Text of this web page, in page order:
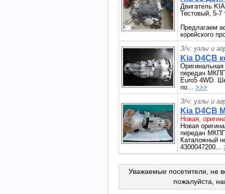
Двигатель
Тестовый, 5-7
Предлагаем
корейского
З/ч: узлы и
Kia D4CB
передач
Euro5 4WD.
по... >>>
З/ч: узлы и
Kia D4CB
Новая,
Новая
передач
Каталожный
4300047200...
Уважаемые посетители, не
пожалуйста,